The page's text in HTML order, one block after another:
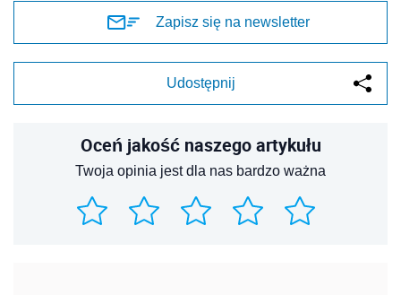
Zapisz się na newsletter
Udostępnij
Oceń jakość naszego artykułu
Twoja opinia jest dla nas bardzo ważna